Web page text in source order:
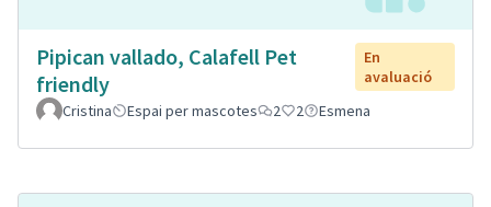
Pipican vallado, Calafell Pet
friendly
En
avaluació
Cristina
Espai per mascotes 2 2 Esmena